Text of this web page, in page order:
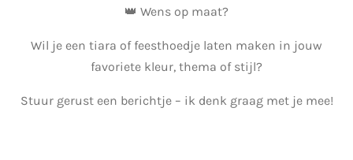
👑 Wens op maat?
Wil je een tiara of feesthoedje laten maken in jouw
favoriete kleur, thema of stijl?
Stuur gerust een berichtje – ik denk graag met je mee!